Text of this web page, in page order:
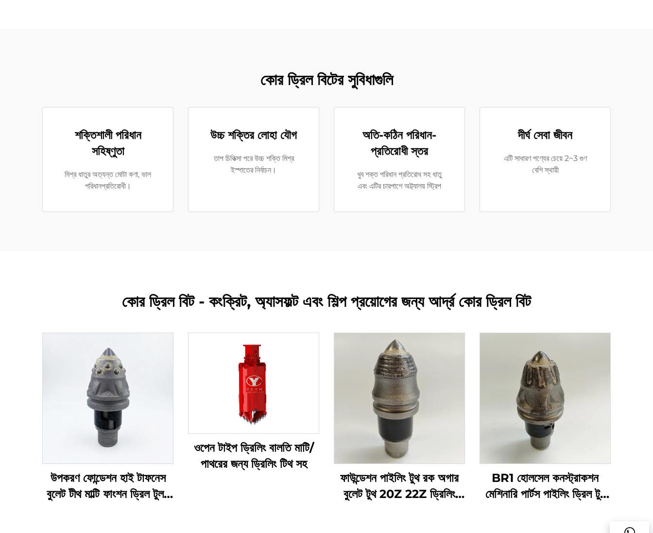
কোর ড্রিল বিটের সুবিধাগুলি
শক্তিশালী পরিধান
সহিষ্ণুতা
মিশ্র ধাতুর অত্যন্ত মোটা কণা, ভাল
পরিধানপ্রতিরোধী।
উচ্চ শক্তির লোহা যৌগ
তাপ চিকিত্সা পরে উচ্চ শক্তি মিশ্র
ইস্পাতের নির্বাচন।
অতি-কঠিন পরিধান-
প্রতিরোধী স্তর
খুব শক্ত পরিধান প্রতিরোধ সহ ধাতু
এবং এটির চারপাশে অট্ট্যালয় স্ট্রিপ
দীর্ঘ সেবা জীবন
এটি সাধারণ পণ্যের চেয়ে 2~3 গুণ
বেশি স্থায়ী
কোর ড্রিল বিট - কংক্রিট, অ্যাসফল্ট এবং শিল্প প্রয়োগের জন্য আর্দ্র কোর ড্রিল বিট
উপকরণ ফোন্ডেশন হাই টাফনেস
বুলেট টীথ মাল্টি ফাংশন ড্রিল টুলস
ওপেন টাইপ ড্রিলিং বালতি মাটি/
পাথরের জন্য ড্রিলিং টিথ সহ
ফাউন্ডেশন পাইলিং টুথ রক অগার
বুলেট টুথ 20Z 22Z ড্রিলিং
BR1 হোলসেল কনস্ট্রাকশন
মেশিনারি পার্টস পাইলিং ড্রিল টুথ